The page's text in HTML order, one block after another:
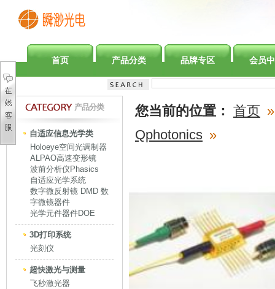
首页 产品分类 品牌专区 会员
产品分类
自适应信息光学类
Holoeye空间光调制器
ALPAO高速变形镜
波前分析仪Phasics
自适应光学系统
数字微反射镜 DMD 数
字微镜器件
光学元件器件DOE
3D打印系统
光刻仪
超快激光与测量
飞秒激光器
您当前的位置： 首页 »
Qphotonics »